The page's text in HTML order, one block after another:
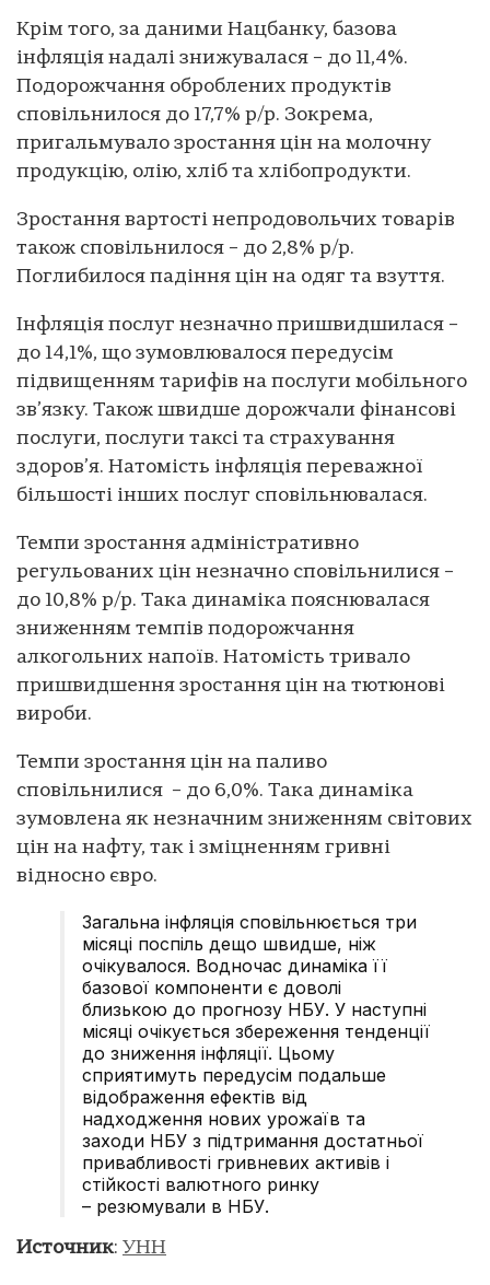
Крім того, за даними Нацбанку, базова
інфляція надалі знижувалася – до 11,4%.
Подорожчання оброблених продуктів
сповільнилося до 17,7% р/р. Зокрема,
пригальмувало зростання цін на молочну
продукцію, олію, хліб та хлібопродукти.
Зростання вартості непродовольчих товарів
також сповільнилося – до 2,8% р/р.
Поглибилося падіння цін на одяг та взуття.
Інфляція послуг незначно пришвидшилася –
до 14,1%, що зумовлювалося передусім
підвищенням тарифів на послуги мобільного
зв’язку. Також швидше дорожчали фінансові
послуги, послуги таксі та страхування
здоров’я. Натомість інфляція переважної
більшості інших послуг сповільнювалася.
Темпи зростання адміністративно
регульованих цін незначно сповільнилися –
до 10,8% р/р. Така динаміка пояснювалася
зниженням темпів подорожчання
алкогольних напоїв. Натомість тривало
пришвидшення зростання цін на тютюнові
вироби.
Темпи зростання цін на паливо
сповільнилися – до 6,0%. Така динаміка
зумовлена як незначним зниженням світових
цін на нафту, так і зміцненням гривні
відносно євро.
Загальна інфляція сповільнюється три
місяці поспіль дещо швидше, ніж
очікувалося. Водночас динаміка її
базової компоненти є доволі
близькою до прогнозу НБУ. У наступні
місяці очікується збереження тенденції
до зниження інфляції. Цьому
сприятимуть передусім подальше
відображення ефектів від
надходження нових урожаїв та
заходи НБУ з підтримання достатньої
привабливості гривневих активів і
стійкості валютного ринку
– резюмували в НБУ.
Источник: УНН